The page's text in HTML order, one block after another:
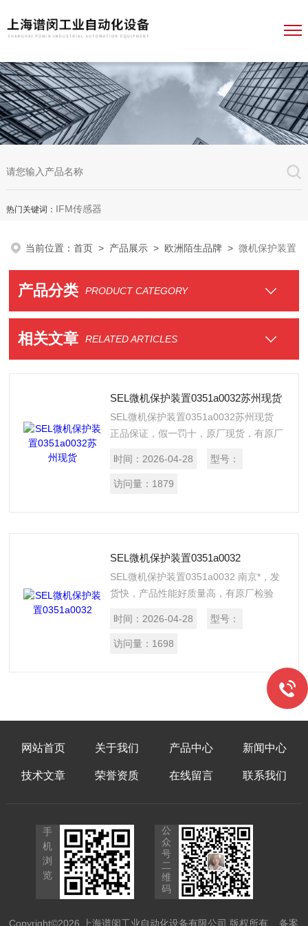
热门关键词： IFM传感器
当前位置：首页 > 产品展示 > 欧洲陌生品牌 >微机保护装置
产品分类 PRODUCT CATEGORY
相关文章 RELATED ARTICLES
SEL微机保护装置0351a0032苏州现货
SEL微机保护装置0351a0032苏州现货
正品保证，假一罚十，原厂现货，有原厂
时间： 2026-04-28 型号：
访问量： 1879
SEL微机保护装置0351a0032
SEL微机保护装置0351a0032 南京*，发
货快，产品性能好质量高，有原厂检验
时间： 2026-04-28 型号：
访问量： 1698
网站首页 关于我们 产品中心 新闻中心
技术文章 荣誉资质 在线留言 联系我们
手
机
浏
览
公
众
号
二
维
码
Copyright©2026 上海谱闵工业自动化设备有限公司 版权所有备案